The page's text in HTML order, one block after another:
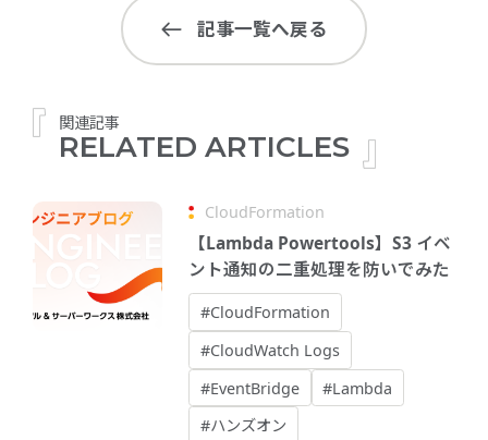
記事一覧へ戻る
関連記事
RELATED ARTICLES
CloudFormation
【Lambda Powertools】S3 イベ
ント通知の二重処理を防いでみた
#CloudFormation
#CloudWatch Logs
#EventBridge
#Lambda
#ハンズオン